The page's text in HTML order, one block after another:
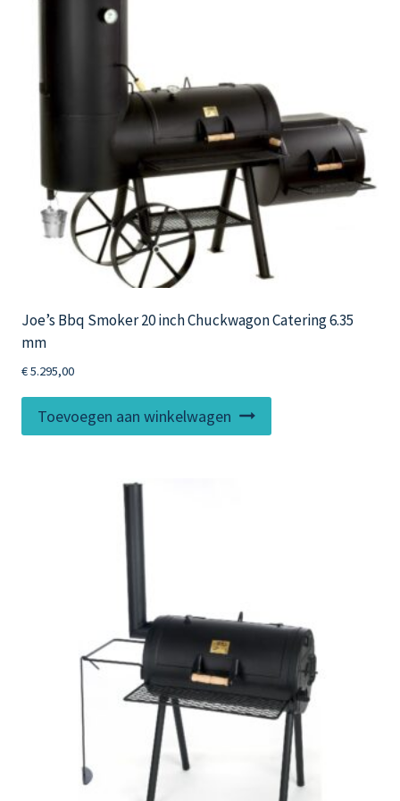
worden
op
de
productpagina
Joe’s Bbq Smoker 20 inch Chuckwagon Catering 6.35
mm
€5.295,00
Toevoegen aan winkelwagen